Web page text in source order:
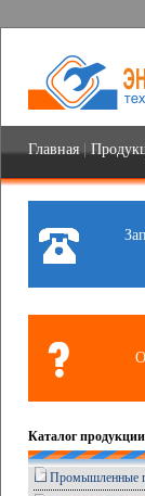
Главная|
Каталог продукции
Промышленные